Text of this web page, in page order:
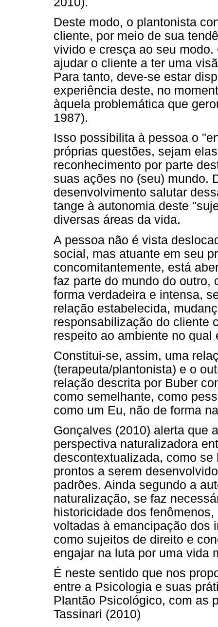
Deste modo, o plantonista
cliente, por meio de sua
vivido e cresça ao seu
ajudar o cliente a ter uma
Para tanto, deve-se estar
experiência deste, no
àquela problemática que
1987).
Isso possibilita à pessoa o
próprias questões, sejam
reconhecimento por parte
suas ações no (seu) mundo.
desenvolvimento salutar
tange à autonomia deste
diversas áreas da vida.
A pessoa não é vista
social, mas atuante em seu
concomitantemente, está
faz parte do mundo do outro,
forma verdadeira e intensa,
relação estabelecida,
responsabilização do cliente
respeito ao ambiente no qual
Constitui-se, assim, uma
(terapeuta/plantonista) e o
relação descrita por Buber
como semelhante, como
como um Eu, não de forma
Gonçalves (2010) alerta que
perspectiva naturalizadora
descontextualizada, como
prontos a serem
padrões. Ainda segundo a
naturalização, se faz
historicidade dos
voltadas à emancipação dos
como sujeitos de direito e
engajar na luta por uma vida
É neste sentido que nos
entre a Psicologia e suas
Plantão Psicológico, com as
Tassinari (2010)